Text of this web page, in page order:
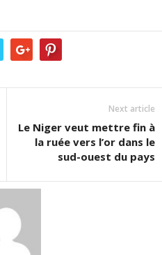
Next article
Le Niger veut mettre fin à
la ruée vers l’or dans le
sud-ouest du pays